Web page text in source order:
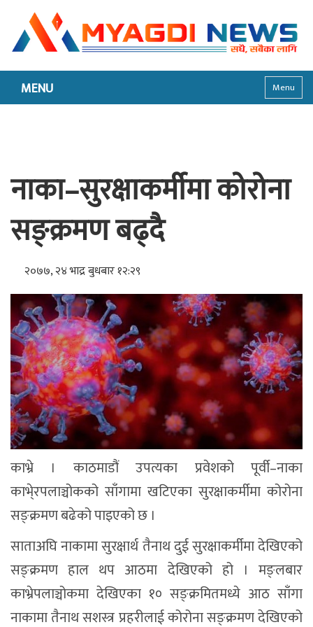
MENU Menu
नाका–सुरक्षाकर्मीमा कोरोना
सङ्क्रमण बढ्दै
२०७७, २४ भाद्र बुधबार १२:२९
काभ्रे । काठमाडौं उपत्यका प्रवेशको पूर्वी–नाका
काभे्रपलाञ्चोकको साँगामा खटिएका सुरक्षाकर्मीमा कोरोना
सङ्क्रमण बढेको पाइएको छ ।
साताअघि नाकामा सुरक्षार्थ तैनाथ दुई सुरक्षाकर्मीमा देखिएको
सङ्क्रमण हाल थप आठमा देखिएको हो । मङ्लबार
काभ्रेपलाञ्चोकमा देखिएका १० सङ्क्रमितमध्ये आठ साँगा
नाकामा तैनाथ सशस्त्र प्रहरीलाई कोरोना सङ्क्रमण देखिएको